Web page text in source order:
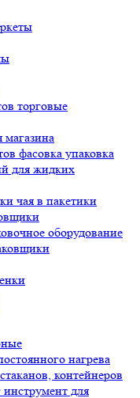
торговые
фасовка упаковка
для жидких
чая в пакетики
оборудование
нагрева
контейнеров
для